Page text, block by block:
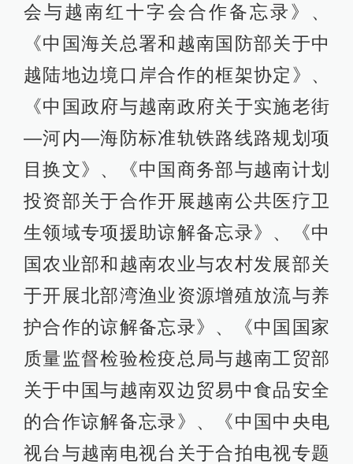
会与越南红十字会合作备忘录》、
《中国海关总署和越南国防部关于中
越陆地边境口岸合作的框架协定》、
《中国政府与越南政府关于实施老街
—河内—海防标准轨铁路线路规划项
目换文》、《中国商务部与越南计划
投资部关于合作开展越南公共医疗卫
生领域专项援助谅解备忘录》、《中
国农业部和越南农业与农村发展部关
于开展北部湾渔业资源增殖放流与养
护合作的谅解备忘录》、《中国国家
质量监督检验检疫总局与越南工贸部
关于中国与越南双边贸易中食品安全
的合作谅解备忘录》、《中国中央电
视台与越南电视台关于合拍电视专题